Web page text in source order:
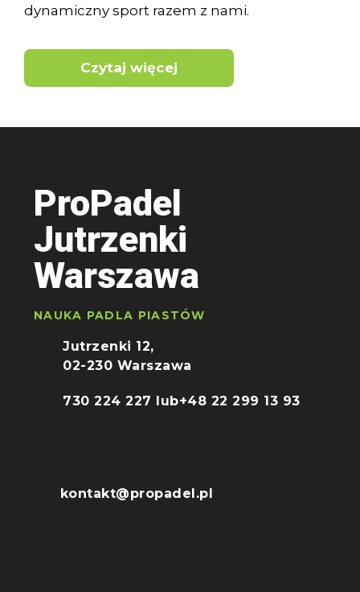
dynamiczny sport razem z nami.
Czytaj więcej
ProPadel
Jutrzenki
Warszawa
NAUKA PADLA PIASTÓW
Jutrzenki 12,
02-230 Warszawa
730 224 227 lub+48 22 299 13 93
kontakt@propadel.pl